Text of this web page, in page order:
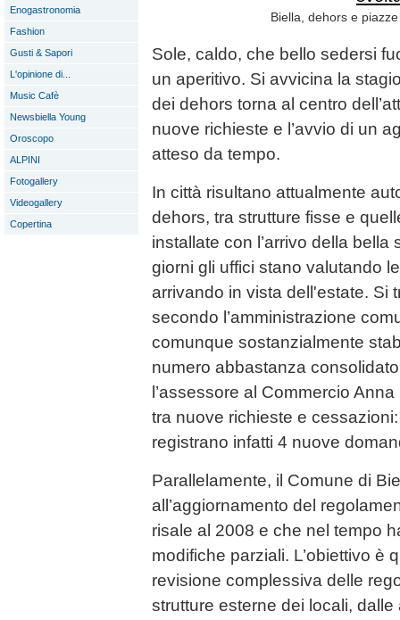
Enogastronomia
Fashion
Gusti & Sapori
L'opinione di...
Music Cafè
Newsbiella Young
Oroscopo
ALPINI
Fotogallery
Videogallery
Copertina
Biella, dehors e
Sole, caldo, che bello sedersi
un aperitivo. Si avvicina la
dei dehors torna al centro
nuove richieste e l’avvio di un
atteso da tempo.
In città risultano attualmente
dehors, tra strutture fisse e
installate con l’arrivo della
giorni gli uffici stano valutando
arrivando in vista dell'estate. Si
secondo l’amministrazione
comunque sostanzialmente
numero abbastanza
l’assessore al Commercio
tra nuove richieste e
registrano infatti 4 nuove
Parallelamente, il Comune di
all’aggiornamento del
risale al 2008 e che nel tempo
modifiche parziali. L’obiettivo è
revisione complessiva delle
strutture esterne dei locali,